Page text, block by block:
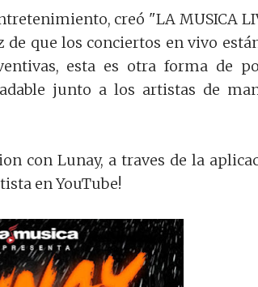
creó "LA MUSICA
de que los conciertos en vivo
esta es otra forma de
junto a los artistas de
con Lunay, a traves de la
en YouTube!